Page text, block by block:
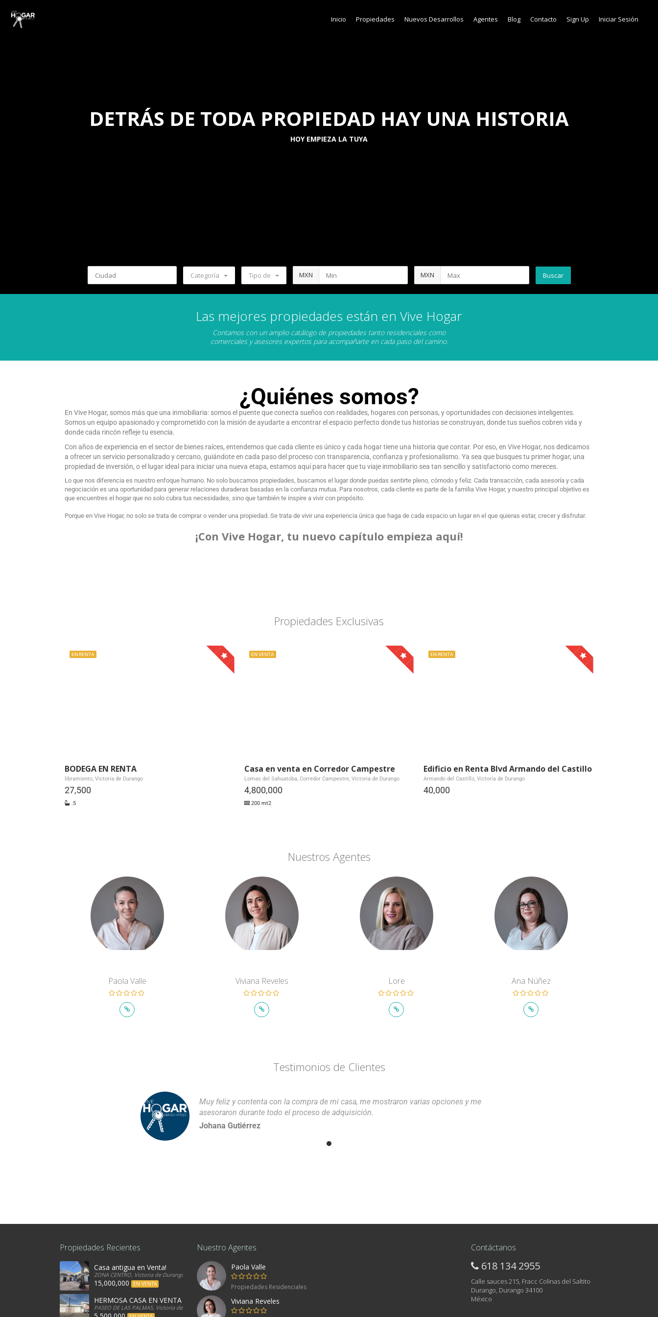
Sign Up Iniciar Sesión
Inicio Propiedades Nuevos Desarrollos Agentes Blog Contacto
DETRÁS DE TODA PROPIEDAD HAY UNA HISTORIA
HOY EMPIEZA LA TUYA
Categoría Tipo de MXN MXN
Las mejores propiedades están en Vive Hogar
Contamos con un amplio catálogo de propiedades tanto residenciales como
comerciales y asesores expertos para acompañarte en cada paso del camino.
¿Quiénes somos?
En Vive Hogar, somos más que una inmobiliaria: somos el puente que conecta sueños con realidades, hogares con personas, y oportunidades con decisiones inteligentes.
Somos un equipo apasionado y comprometido con la misión de ayudarte a encontrar el espacio perfecto donde tus historias se construyan, donde tus sueños cobren vida y
donde cada rincón refleje tu esencia.
Con años de experiencia en el sector de bienes raíces, entendemos que cada cliente es único y cada hogar tiene una historia que contar. Por eso, en Vive Hogar, nos dedicamos
a ofrecer un servicio personalizado y cercano, guiándote en cada paso del proceso con transparencia, confianza y profesionalismo. Ya sea que busques tu primer hogar, una
propiedad de inversión, o el lugar ideal para iniciar una nueva etapa, estamos aquí para hacer que tu viaje inmobiliario sea tan sencillo y satisfactorio como mereces.
Lo que nos diferencia es nuestro enfoque humano. No solo buscamos propiedades, buscamos el lugar donde puedas sentirte pleno, cómodo y feliz. Cada transacción, cada asesoría y cada
negociación es una oportunidad para generar relaciones duraderas basadas en la confianza mutua. Para nosotros, cada cliente es parte de la familia Vive Hogar, y nuestro principal objetivo es
que encuentres el hogar que no solo cubra tus necesidades, sino que también te inspire a vivir con propósito.
Porque en Vive Hogar, no solo se trata de comprar o vender una propiedad. Se trata de vivir una experiencia única que haga de cada espacio un lugar en el que quieras estar, crecer y disfrutar.
¡Con Vive Hogar, tu nuevo capítulo empieza aquí!
Propiedades Exclusivas
EN RENTA
BODEGA EN RENTA
libramiento, Victoria de Durango
27,500
.5
EN VENTA
Casa en venta en Corredor Campestre
Lomas del Sahuatoba, Corredor Campestre, Victoria de Durango
4,800,000
200 mt2
EN RENTA
Edificio en Renta Blvd Armando del Castillo
Armando del Castillo, Victoria de Durango
40,000
Nuestros Agentes
Paola Valle Viviana Reveles Lore Ana Núñez
Testimonios de Clientes
Muy feliz y contenta con la compra de mi casa, me mostraron varias opciones y me
asesoraron durante todo el proceso de adquisición.
Johana Gutiérrez
Propiedades Recientes
Casa antigua en Venta!
ZONA CENTRO, Victoria de Durango, 34080, Mexico
15,000,000 EN VENTA
HERMOSA CASA EN VENTA
PASEO DE LAS PALMAS, Victoria de Durango, 34080, Mexico
Nuestro Agentes
Paola Valle
Propiedades Residenciales
Viviana Reveles
Contáctanos
618 134 2955
Calle sauces 215, Fracc Colinas del Saltito
Durango, Durango 34100
México